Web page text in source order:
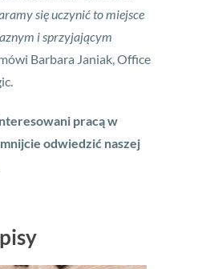
się uczynić to miejsce
i sprzyjającym
Barbara Janiak, Office
pracą w
odwiedzić naszej